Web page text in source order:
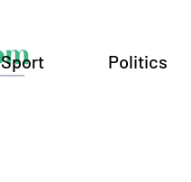
Sport Politics